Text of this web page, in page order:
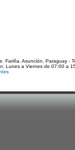
Fariña. Asunción, Paraguay -
Lunes a Viernes de 07:00 a